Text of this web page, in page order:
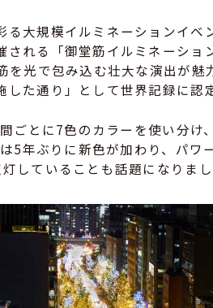
る大規模イルミネーションイ
される「御堂筋イルミネーシ
を光で包み込む壮大な演出が
した通り」として世界記録に認
ごとに7色のカラーを使い分け
5年ぶりに新色が加わり、パワ
していることも話題になりまし